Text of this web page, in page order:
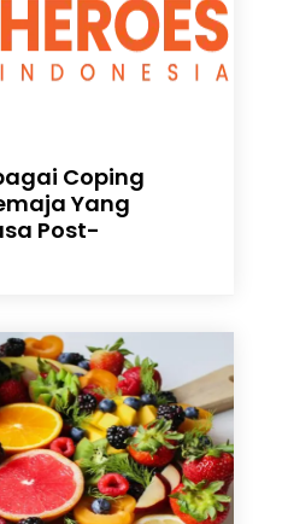
Coping
Yang
Post-